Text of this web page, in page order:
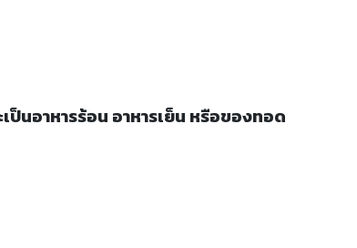
เป็นอาหารร้อน อาหารเย็น หรือของทอด